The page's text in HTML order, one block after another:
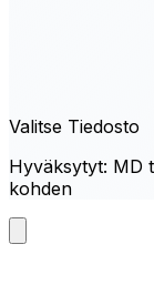
Valitse Tiedosto
Hyväksytyt: MD
kohden